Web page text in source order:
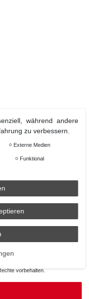
vorbehalten.
während andere
zu verbessern.
Externe Medien
Funktional